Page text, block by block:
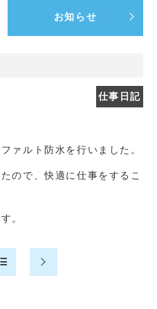
お知らせ
仕事日記
ァルト防水を行いました。
ので、快適に仕事をするこ
。